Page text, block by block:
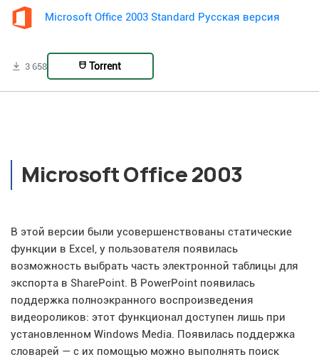
Microsoft Office 2003 Standard Русская версия
3 658 Torrent
Microsoft Office 2003
В этой версии были усовершенствованы статические
функции в Excel, у пользователя появилась
возможность выбрать часть электронной таблицы для
экспорта в SharePoint. В PowerPoint появилась
поддержка полноэкранного воспроизведения
видеороликов: этот функционал доступен лишь при
установленном Windows Media. Появилась поддержка
словарей — с их помощью можно выполнять поиск